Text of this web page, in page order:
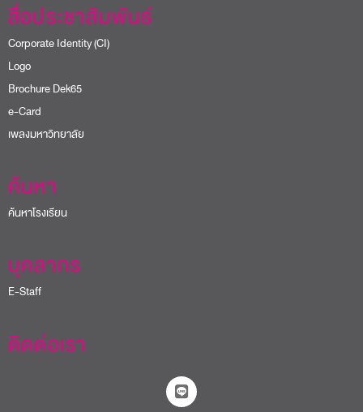
สื่อประชาสัมพันธ์
Corporate Identity (CI)
Logo
Brochure Dek65
e-Card
เพลงมหาวิทยาลัย
ค้นหา
ค้นหาโรงเรียน
บุคลากร
E-Staff
ติดต่อเรา